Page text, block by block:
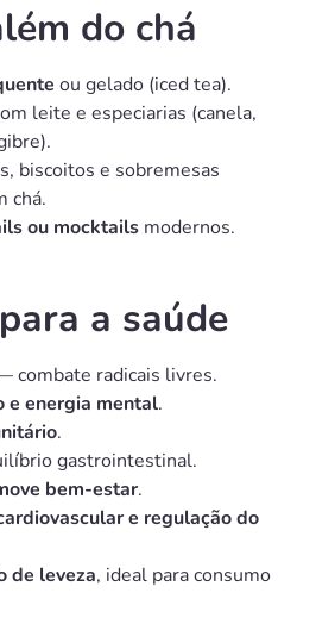
do chá
ou gelado (iced tea).
leite e especiarias (canela,
biscoitos e sobremesas
chá.
ou mocktails modernos.
a saúde
combate radicais livres.
e energia mental.
.
gastrointestinal.
bem-estar.
e regulação do
de leveza, ideal para consumo